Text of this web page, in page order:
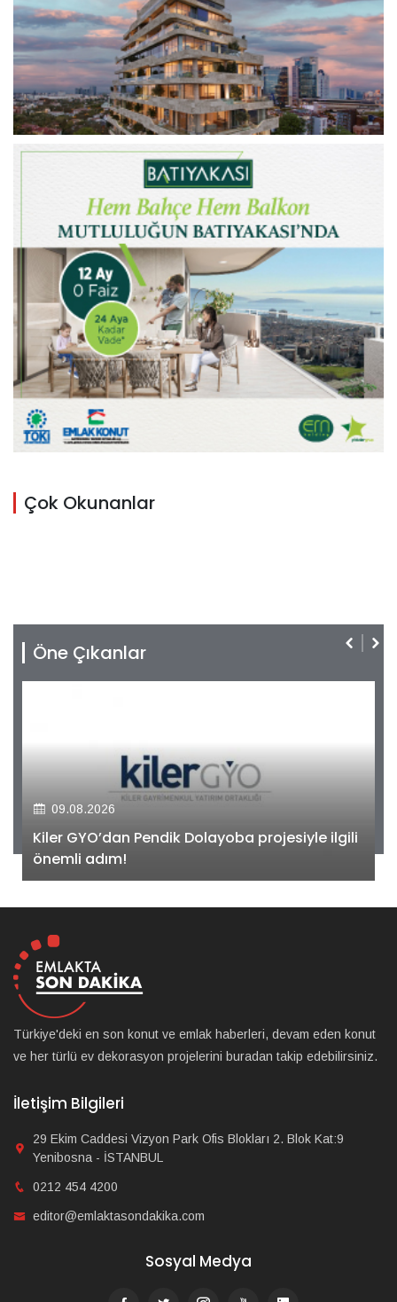
Çok Okunanlar
Öne Çıkanlar
09.08.2026
Kiler GYO’dan Pendik Dolayoba projesiyle ilgili
önemli adım!
Türkiye'deki en son konut ve emlak haberleri, devam eden konut
ve her türlü ev dekorasyon projelerini buradan takip edebilirsiniz.
İletişim Bilgileri
29 Ekim Caddesi Vizyon Park Ofis Blokları 2. Blok Kat:9
Yenibosna - İSTANBUL
0212 454 4200
editor@emlaktasondakika.com
Sosyal Medya